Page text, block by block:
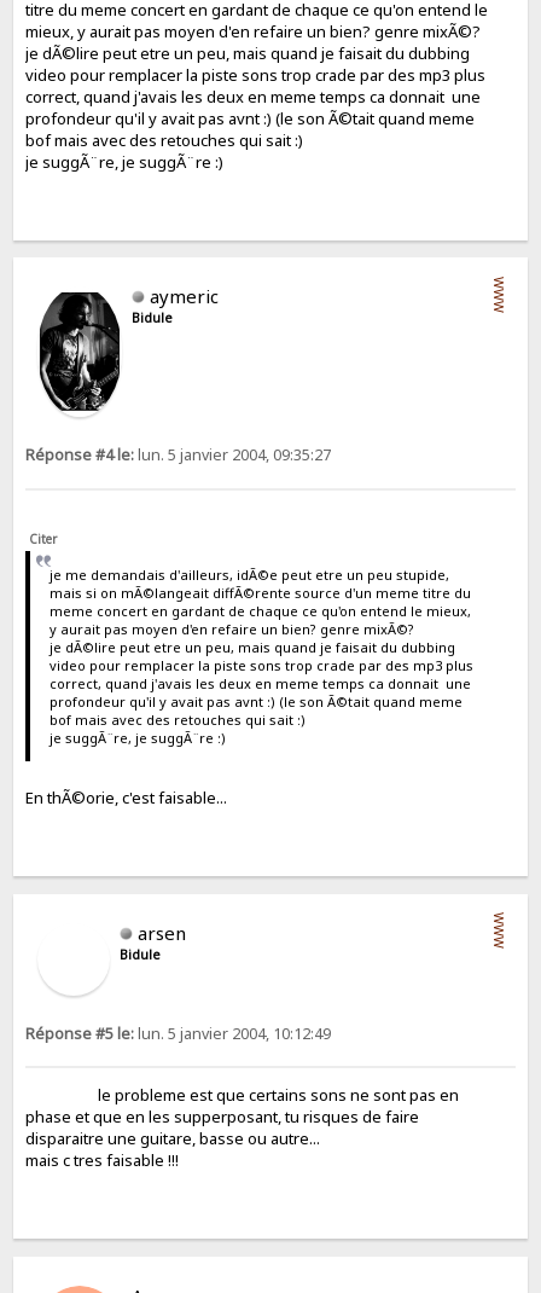
titre du meme concert en gardant de chaque ce qu'on entend le
mieux, y aurait pas moyen d'en refaire un bien? genre mixÃ©?
je dÃ©lire peut etre un peu, mais quand je faisait du dubbing
video pour remplacer la piste sons trop crade par des mp3 plus
correct, quand j'avais les deux en meme temps ca donnait une
profondeur qu'il y avait pas avnt :) (le son Ã©tait quand meme
bof mais avec des retouches qui sait :)
je suggÃ¨re, je suggÃ¨re :)
aymeric
Bidule
WWW
Réponse #4 le:lun. 5 janvier 2004, 09:35:27
Citer
je me demandais d'ailleurs, idÃ©e peut etre un peu stupide,
mais si on mÃ©langeait diffÃ©rente source d'un meme titre du
meme concert en gardant de chaque ce qu'on entend le mieux,
y aurait pas moyen d'en refaire un bien? genre mixÃ©?
je dÃ©lire peut etre un peu, mais quand je faisait du dubbing
video pour remplacer la piste sons trop crade par des mp3 plus
correct, quand j'avais les deux en meme temps ca donnait une
profondeur qu'il y avait pas avnt :) (le son Ã©tait quand meme
bof mais avec des retouches qui sait :)
je suggÃ¨re, je suggÃ¨re :)
En thÃ©orie, c'est faisable...
arsen
Bidule
WWW
Réponse #5 le:lun. 5 janvier 2004, 10:12:49
le probleme est que certains sons ne sont pas en
phase et que en les supperposant, tu risques de faire
disparaitre une guitare, basse ou autre...
mais c tres faisable !!!